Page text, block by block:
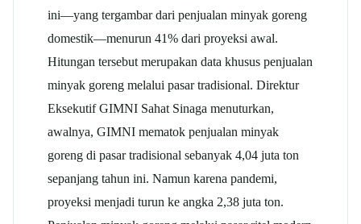
ini—yang tergambar dari penjualan minyak goreng
domestik—menurun 41% dari proyeksi awal.
Hitungan tersebut merupakan data khusus penjualan
minyak goreng melalui pasar tradisional. Direktur
Eksekutif GIMNI Sahat Sinaga menuturkan,
awalnya, GIMNI mematok penjualan minyak
goreng di pasar tradisional sebanyak 4,04 juta ton
sepanjang tahun ini. Namun karena pandemi,
proyeksi menjadi turun ke angka 2,38 juta ton.